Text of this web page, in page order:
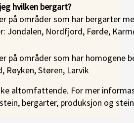
hvilken bergart?
på områder som har bergarter
Jondalen, Nordfjord, Førde,
på områder som har homogene
Røyken, Støren, Larvik
altomfattende. For mer
bergarter, produksjon og